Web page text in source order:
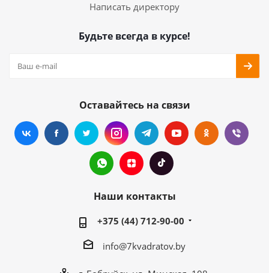
Написать директору
Будьте всегда в курсе!
Оставайтесь на связи
Наши контакты
+375 (44) 712-90-00
info@7kvadratov.by